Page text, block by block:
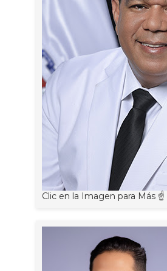
Clic en la Imagen para Más ☝